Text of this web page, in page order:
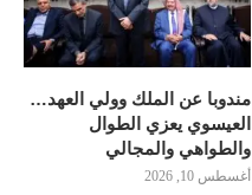
مندوبا عن الملك وولي العهد…
العيسوي يعزي الطوال
والطواهي والمجالي
أغسطس 10, 2026